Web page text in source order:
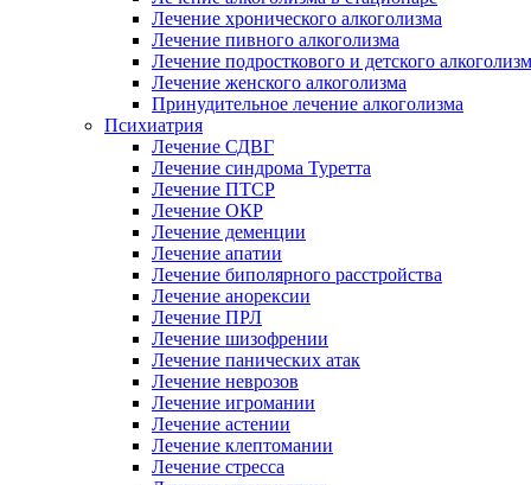
Лечение хронического алкоголизма
Лечение пивного алкоголизма
Лечение подросткового и детского
Лечение женского алкоголизма
Принудительное лечение алкоголизма
Психиатрия
Лечение СДВГ
Лечение синдрома Туретта
Лечение ПТСР
Лечение ОКР
Лечение деменции
Лечение апатии
Лечение биполярного расстройства
Лечение анорексии
Лечение ПРЛ
Лечение шизофрении
Лечение панических атак
Лечение неврозов
Лечение игромании
Лечение астении
Лечение клептомании
Лечение стресса